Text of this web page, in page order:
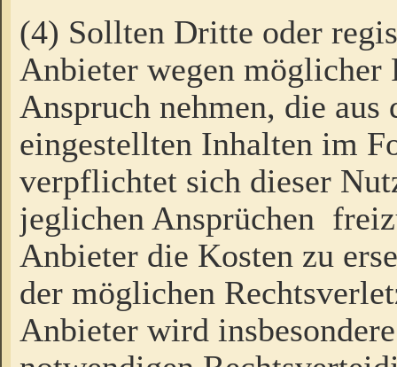
(4) Sollten Dritte oder
Anbieter wegen möglicher
Anspruch nehmen, die
eingestellten Inhalten im
verpflichtet sich dieser
jeglichen Ansprüchen
Anbieter die Kosten zu
der möglichen
Anbieter wird